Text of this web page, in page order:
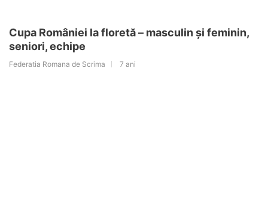
Cupa României la floretă – masculin și feminin,
seniori, echipe
Federatia Romana de Scrima 7 ani